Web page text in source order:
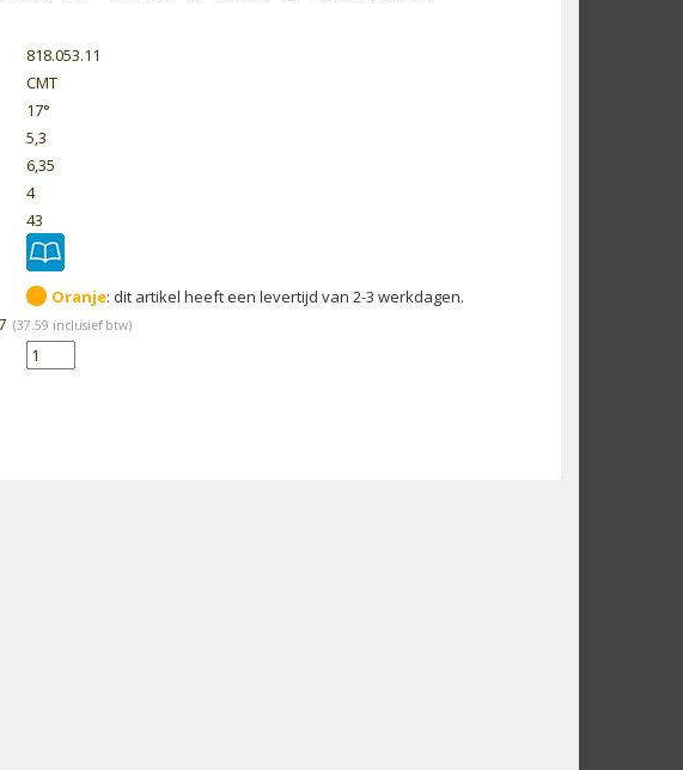
818.053.11
CMT
17°
5,3
6,35
4
43
Oranje
(37.59 inclusief btw)